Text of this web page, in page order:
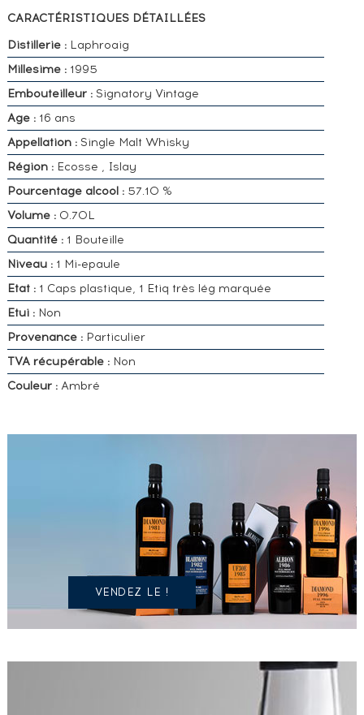
CARACTÉRISTIQUES DÉTAILLÉES
Distillerie :Laphroaig
Millesime :1995
Embouteilleur :Signatory Vintage
Age :16 ans
Appellation :Single Malt Whisky
Région : Ecosse , Islay
Pourcentage alcool :57.10 %
Volume : 0.70L
Quantité :1 Bouteille
Niveau :1 Mi-epaule
Etat :1 Caps plastique, 1 Etiq très lég marquée
Etui :Non
Provenance :Particulier
TVA récupérable :Non
Couleur :Ambré
POSSÉDEZ
SPIRITUEUX
IDENTIQUE
VENDEZ LE !